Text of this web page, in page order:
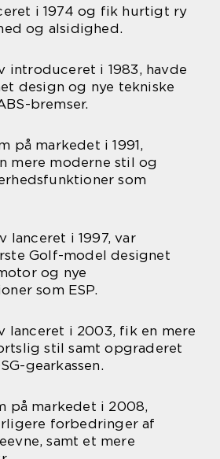
i 1974 og fik hurtigt ry
og alsidighed.
introduceret i 1983, havde
design og nye tekniske
bremser.
på markedet i 1991,
mere moderne stil og
som
lanceret i 1997, var
Golf-model designet
og nye
som ESP.
lanceret i 2003, fik en mere
stil samt opgraderet
gearkassen.
på markedet i 2008,
forbedringer af
samt et mere